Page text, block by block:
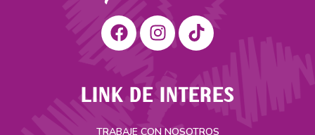
LINK DE INTERES
TRABAJE CON NOSOTROS